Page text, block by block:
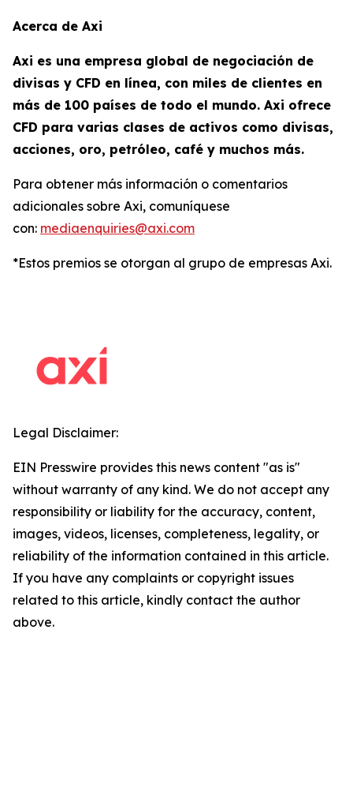
Acerca de Axi
Axi es una empresa global de negociación de
divisas y CFD en línea, con miles de clientes en
más de 100 países de todo el mundo. Axi ofrece
CFD para varias clases de activos como divisas,
acciones, oro, petróleo, café y muchos más.
Para obtener más información o comentarios
adicionales sobre Axi, comuníquese
con: mediaenquiries@axi.com
*Estos premios se otorgan al grupo de empresas Axi.
Legal Disclaimer:
EIN Presswire provides this news content "as is"
without warranty of any kind. We do not accept any
responsibility or liability for the accuracy, content,
images, videos, licenses, completeness, legality, or
reliability of the information contained in this article.
If you have any complaints or copyright issues
related to this article, kindly contact the author
above.